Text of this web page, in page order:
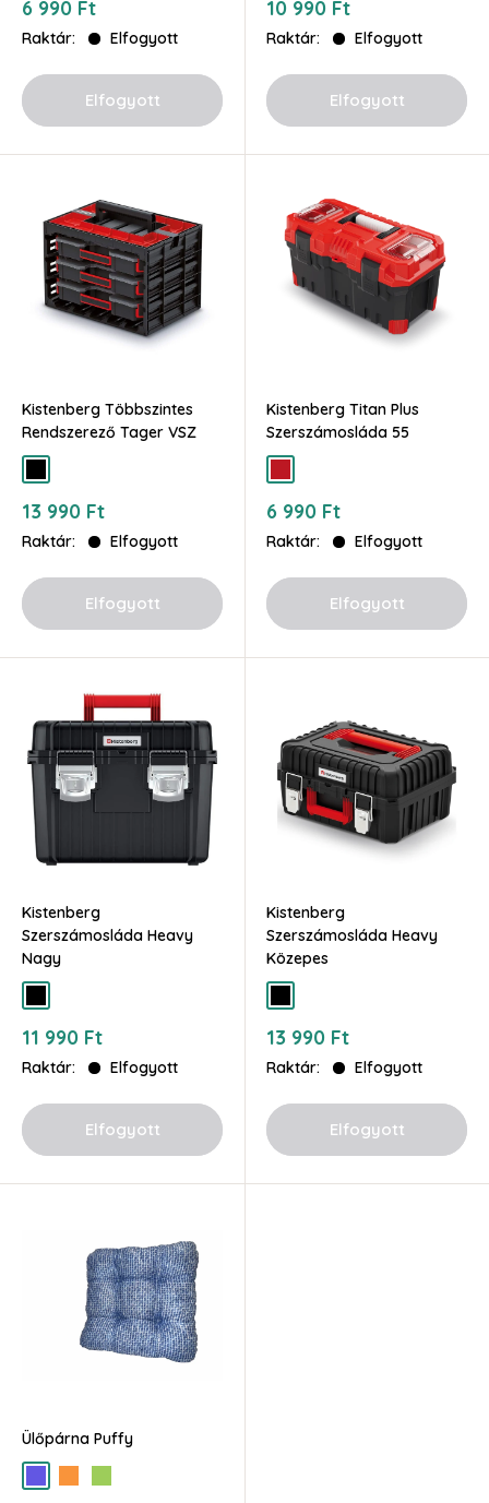
Akciós
ár
6 990 Ft
Raktár: Elfogyott
Elfogyott
Akciós
ár
10 990 Ft
Raktár: Elfogyott
Elfogyott
Kistenberg Többszintes
Rendszerező Tager VSZ
Akciós
ár
13 990 Ft
Raktár: Elfogyott
Elfogyott
Kistenberg Titan Plus
Szerszámosláda 55
Akciós
ár
6 990 Ft
Raktár: Elfogyott
Elfogyott
Kistenberg
Szerszámosláda Heavy
Nagy
Akciós
ár
11 990 Ft
Raktár: Elfogyott
Elfogyott
Kistenberg
Szerszámosláda Heavy
Közepes
Akciós
ár
13 990 Ft
Raktár: Elfogyott
Elfogyott
Ülőpárna Puffy